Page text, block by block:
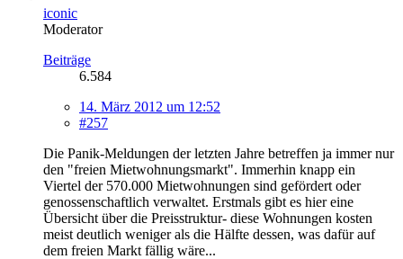
iconic
Moderator
Beiträge
6.584
14. März 2012 um 12:52
#257
Die Panik-Meldungen der letzten Jahre betreffen ja immer nur
den "freien Mietwohnungsmarkt". Immerhin knapp ein
Viertel der 570.000 Mietwohnungen sind gefördert oder
genossenschaftlich verwaltet. Erstmals gibt es hier eine
Übersicht über die Preisstruktur- diese Wohnungen kosten
meist deutlich weniger als die Hälfte dessen, was dafür auf
dem freien Markt fällig wäre...